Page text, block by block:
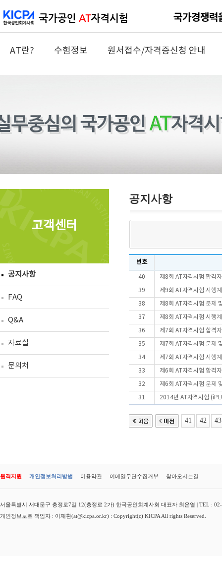
AT란? 수험정보 원서접수/자격증신청 안내
고객센터
공지사항
FAQ
Q&A
자료실
문의처
공지사항
번호
40 제8회 AT자격시험 합격
39 제9회 AT자격시험 시행
38 제8회 AT자격시험 문제
37 제8회 AT자격시험 시행
36 제7회 AT자격시험 합격
35 제7회 AT자격시험 문제
34 제7회 AT자격시험 시행
33 제6회 AT자격시험 합격
32 제6회 AT자격시험 문제
31 2014년 AT자격시험
41 42 43
원격지원 개인정보처리방법 이용약관 이메일무단수집거부 찾아오시는길
서울특별시 서대문구 충정로7길 12(충정로 2가) 한국공인회계사회 대표자 최운열 | TEL :
개인정보보호 책임자 : 이재환(at@kicpa.or.kr) : Copyright(c) KICPA All rights Reserved.